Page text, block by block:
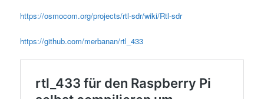
https://osmocom.org/projects/rtl-sdr/wiki/Rtl-sdr
https://github.com/merbanan/rtl_433